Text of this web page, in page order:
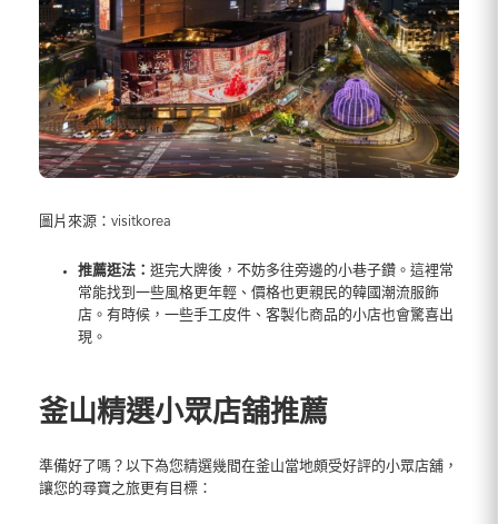
圖片來源：visitkorea
推薦逛法： 逛完大牌後，不妨多往旁邊的小巷子鑽。這裡常
常能找到一些風格更年輕、價格也更親民的韓國潮流服飾
店。有時候，一些手工皮件、客製化商品的小店也會驚喜出
現。
釜山精選小眾店舖推薦
準備好了嗎？以下為您精選幾間在釜山當地頗受好評的小眾店舖，
讓您的尋寶之旅更有目標：